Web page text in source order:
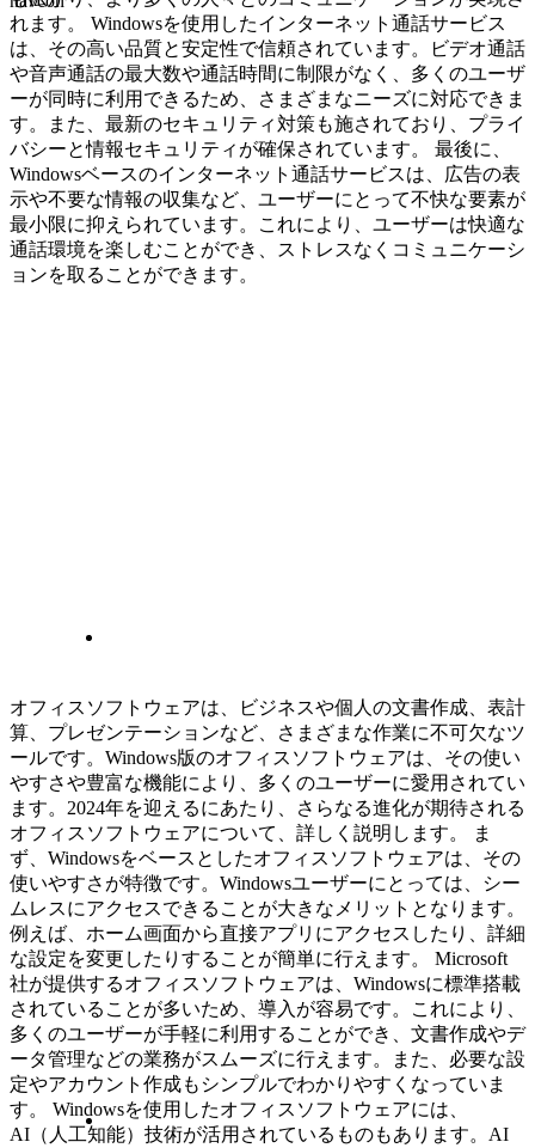
れます。 Windowsを使用したインターネット通話サービス
は、その高い品質と安定性で信頼されています。ビデオ通話
や音声通話の最大数や通話時間に制限がなく、多くのユーザ
ーが同時に利用できるため、さまざまなニーズに対応できま
す。また、最新のセキュリティ対策も施されており、プライ
バシーと情報セキュリティが確保されています。 最後に、
Windowsベースのインターネット通話サービスは、広告の表
示や不要な情報の収集など、ユーザーにとって不快な要素が
最小限に抑えられています。これにより、ユーザーは快適な
通話環境を楽しむことができ、ストレスなくコミュニケーシ
ョンを取ることができます。
オフィスソフトウェアは、ビジネスや個人の文書作成、表計
算、プレゼンテーションなど、さまざまな作業に不可欠なツ
ールです。Windows版のオフィスソフトウェアは、その使い
やすさや豊富な機能により、多くのユーザーに愛用されてい
ます。2024年を迎えるにあたり、さらなる進化が期待される
オフィスソフトウェアについて、詳しく説明します。 ま
ず、Windowsをベースとしたオフィスソフトウェアは、その
使いやすさが特徴です。Windowsユーザーにとっては、シー
ムレスにアクセスできることが大きなメリットとなります。
例えば、ホーム画面から直接アプリにアクセスしたり、詳細
な設定を変更したりすることが簡単に行えます。 Microsoft
社が提供するオフィスソフトウェアは、Windowsに標準搭載
されていることが多いため、導入が容易です。これにより、
多くのユーザーが手軽に利用することができ、文書作成やデ
ータ管理などの業務がスムーズに行えます。また、必要な設
定やアカウント作成もシンプルでわかりやすくなっていま
す。 Windowsを使用したオフィスソフトウェアには、
AI（人工知能）技術が活用されているものもあります。AI